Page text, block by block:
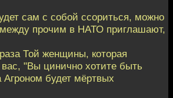
сам с собой ссориться, можно
прочим в НАТО приглашают,
Той женщины, которая
вас, "Вы цинично хотите быть
будет мёртвых